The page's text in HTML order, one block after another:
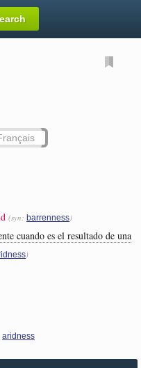
(syn: barrenness)
cuando es el resultado de una
)
aridness